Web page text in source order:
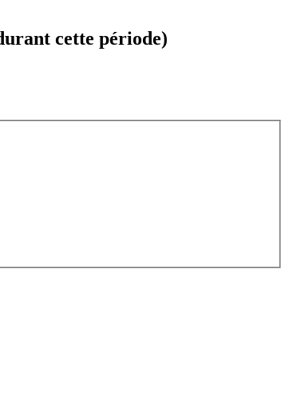
cette période)